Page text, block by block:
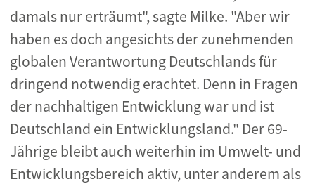
damals nur erträumt", sagte Milke. "Aber wir
haben es doch angesichts der zunehmenden
globalen Verantwortung Deutschlands für
dringend notwendig erachtet. Denn in Fragen
der nachhaltigen Entwicklung war und ist
Deutschland ein Entwicklungsland." Der 69-
Jährige bleibt auch weiterhin im Umwelt- und
Entwicklungsbereich aktiv, unter anderem als